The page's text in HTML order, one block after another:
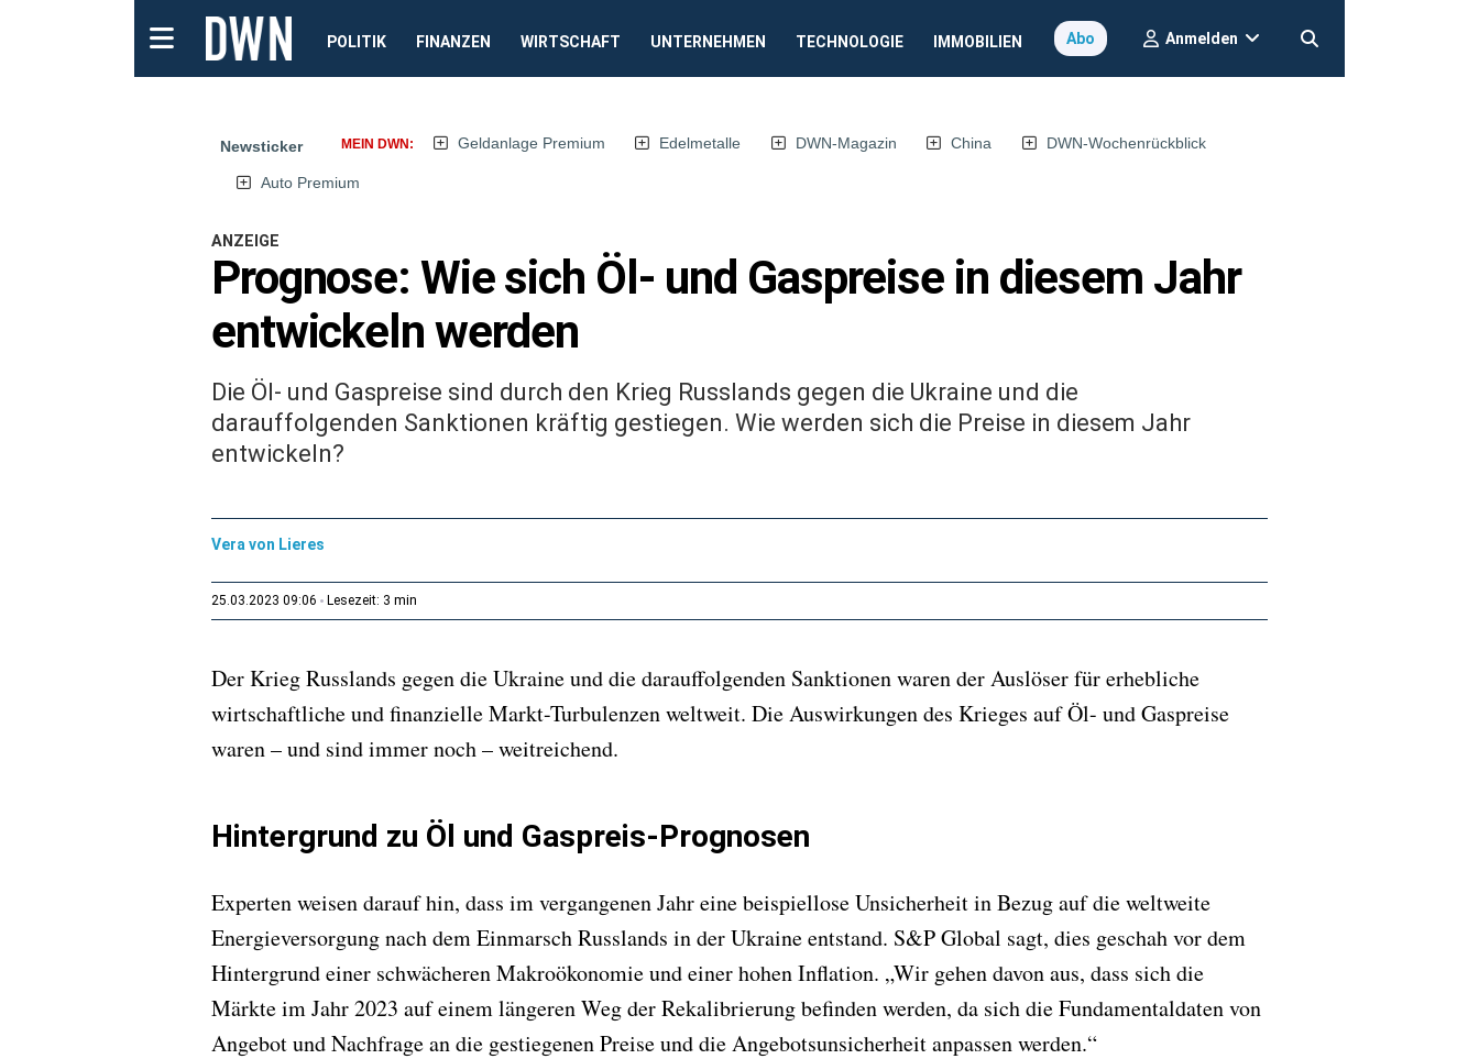
POLITIK FINANZEN WIRTSCHAFT UNTERNEHMEN TECHNOLOGIE IMMOBILIEN Abo Anmelden
Newsticker MEIN DWN: Geldanlage Premium Edelmetalle DWN-Magazin China DWN-Wochenrückblick
Auto Premium
ANZEIGE
Prognose: Wie sich Öl- und Gaspreise in diesem Jahr
entwickeln werden
Die Öl- und Gaspreise sind durch den Krieg Russlands gegen die Ukraine und die
darauffolgenden Sanktionen kräftig gestiegen. Wie werden sich die Preise in diesem Jahr
entwickeln?
Vera von Lieres
25.03.2023 09:06 Lesezeit: 3 min
Der Krieg Russlands gegen die Ukraine und die darauffolgenden Sanktionen waren der Auslöser für erhebliche
wirtschaftliche und finanzielle Markt-Turbulenzen weltweit. Die Auswirkungen des Krieges auf Öl- und Gaspreise
waren – und sind immer noch – weitreichend.
Hintergrund zu Öl und Gaspreis-Prognosen
Experten weisen darauf hin, dass im vergangenen Jahr eine beispiellose Unsicherheit in Bezug auf die weltweite
Energieversorgung nach dem Einmarsch Russlands in der Ukraine entstand. S&P Global sagt, dies geschah vor dem
Hintergrund einer schwächeren Makroökonomie und einer hohen Inflation. „Wir gehen davon aus, dass sich die
Märkte im Jahr 2023 auf einem längeren Weg der Rekalibrierung befinden werden, da sich die Fundamentaldaten von
Angebot und Nachfrage an die gestiegenen Preise und die Angebotsunsicherheit anpassen werden.“